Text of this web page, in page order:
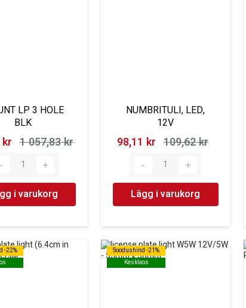
LP 3 HOLE
BLK
1 057,83 kr‎
i varukorg
NUMBRITULI, LED,
12V
98,11 kr‎ 109,62 kr‎
Lägg i varukorg
-22%
-22%
Soodushind -21%
Kesklaos
Soodushind -21%
Kesklaos